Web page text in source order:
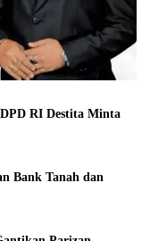
RI Destita Minta
Bank Tanah dan